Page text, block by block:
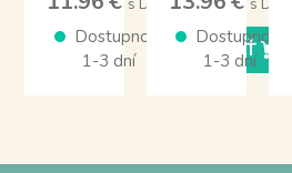
s DPH
Dostupnosť
1-3 dní
KÚPIŤ
s DPH
Dostupnosť
1-3 dní